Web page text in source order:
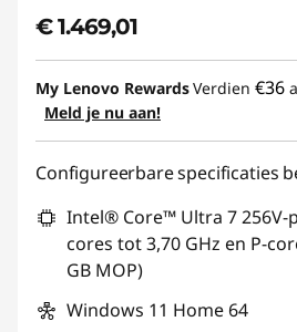
€ 1.469,01
My Lenovo RewardsVerdien €36
Meld je nu aan!
Configureerbare specificaties
Intel® Core™ Ultra 7 256V-
cores tot 3,70 GHz en P-
GB MOP)
Windows 11 Home 64